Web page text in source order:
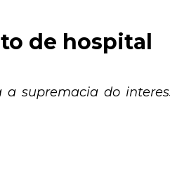
de hospital
supremacia do